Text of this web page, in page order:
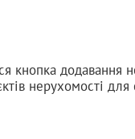
кнопка додавання
нерухомості для